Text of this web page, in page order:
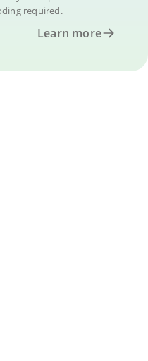
required.
Learn more